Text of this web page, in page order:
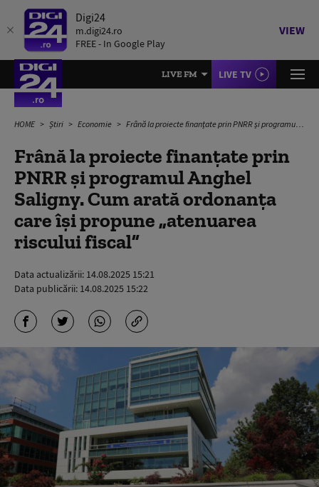
Digi24
m.digi24.ro
FREE - In Google Play
VIEW
LIVE FM LIVE TV
HOME Știri Economie Frână la proiecte finanțate prin PNRR și programul Anghel Saligny. Cum arată ordonanța care își propune „atenuarea riscului fiscal”
Frână la proiecte finanțate prin
PNRR și programul Anghel
Saligny. Cum arată ordonanța
care își propune „atenuarea
riscului fiscal”
Data actualizării: 14.08.2025 15:21
Data publicării: 14.08.2025 15:22